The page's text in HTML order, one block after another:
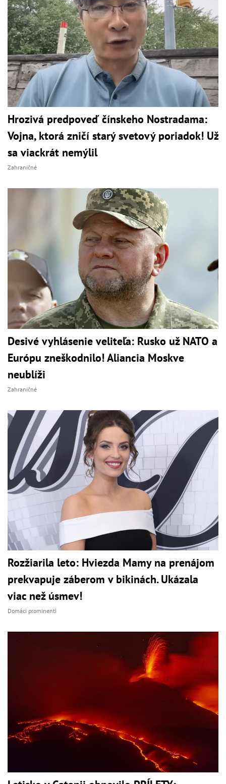
Hrozivá predpoveď čínskeho Nostradama:
Vojna, ktorá zničí starý svetový poriadok! Už
sa viackrát nemýlil
Zahraničné
Desivé vyhlásenie veliteľa: Rusko už NATO a
Európu zneškodnilo! Aliancia Moskve
neublíži
Zahraničné
Rozžiarila leto: Hviezda Mamy na prenájom
prekvapuje záberom v bikinách. Ukázala
viac než úsmev!
Domáci prominenti